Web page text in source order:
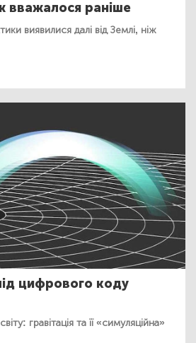
вважалося раніше
виявилися далі від Землі, ніж
цифрового коду
гравітація та її «симуляційна»